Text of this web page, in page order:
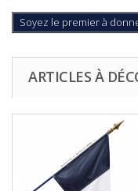
Soyez le premier à
ARTICLES À